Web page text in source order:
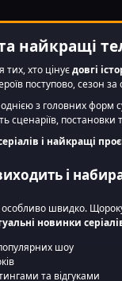
воєнних
найкращі
тих, хто цінуєдовгі
поступово, сезон
з головних форм
сценаріїв,
і найкращі
і
особливо швидко.
новинки
шоу
та відгуками